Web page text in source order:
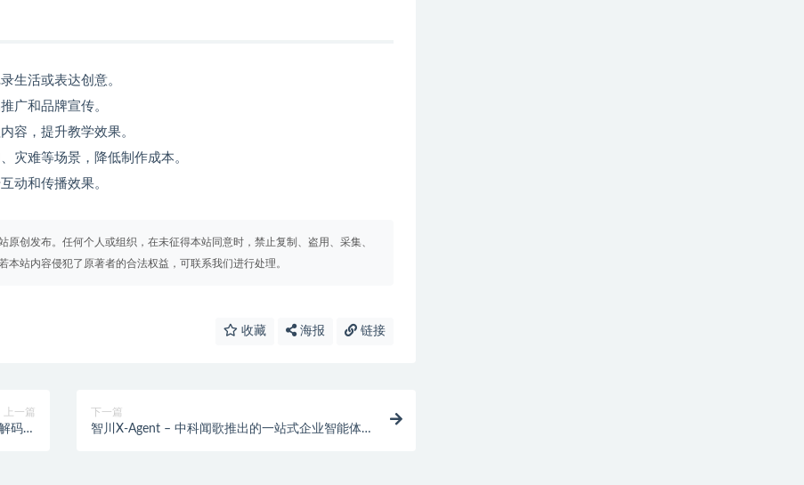
生活或表达创意。
广和品牌宣传。
容，提升教学效果。
灾难等场景，降低制作成本。
动和传播效果。
原创发布。任何个人或组织，在未征得本站同意时，禁止复制、盗用、采集、
站内容侵犯了原著者的合法权益，可联系我们进行处理。
收藏 海报 链接
上一篇
码内
下一篇
智川X-Agent – 中科闻歌推出的一站式企业智能体开